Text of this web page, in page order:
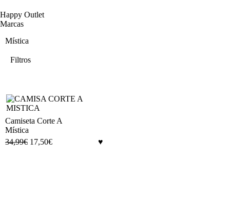
Happy Outlet
Marcas
Mística
Filtros
Camiseta Corte A
Mística
34,99€ 17,50€